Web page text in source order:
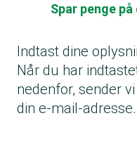
Spar penge
Indtast dine
Når du har
nedenfor, sender
din e-mail-adresse.